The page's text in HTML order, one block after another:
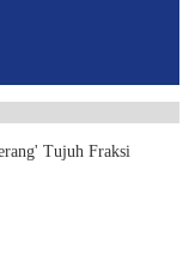
Tujuh Fraksi